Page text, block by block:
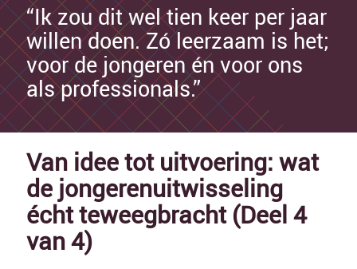
“Ik zou dit wel tien keer per jaar
willen doen. Zó leerzaam is het;
voor de jongeren én voor ons
als professionals.”
Van idee tot uitvoering: wat
de jongerenuitwisseling
écht teweegbracht (Deel 4
van 4)